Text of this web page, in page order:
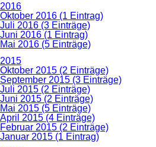
2016
Oktober 2016 (1 Eintrag)
Juli 2016 (3 Einträge)
Juni 2016 (1 Eintrag)
Mai 2016 (5 Einträge)
2015
Oktober 2015 (2 Einträge)
September 2015 (3 Einträge)
Juli 2015 (2 Einträge)
Juni 2015 (2 Einträge)
Mai 2015 (5 Einträge)
April 2015 (4 Einträge)
Februar 2015 (2 Einträge)
Januar 2015 (1 Eintrag)